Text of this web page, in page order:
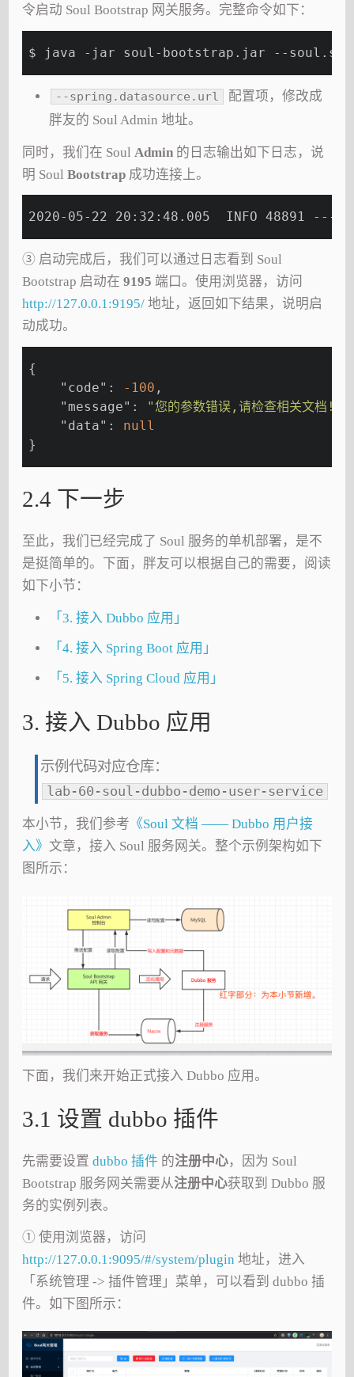
令启动 Soul Bootstrap 网关服务。完整命令如下：
$ java -jar soul-bootstrap.jar --
--spring.datasource.url
配置项，修改成
胖友的 Soul Admin 地址。
同时，我们在 Soul Admin 的日志输出如下日志，说
明 SoulBootstrap 成功连接上。
2020-05-22 20:32:48.005  INFO 48891
③ 启动完成后，我们可以通过日志看到 Soul
Bootstrap 启动在9195 端口。使用浏览器，访问
http://127.0.0.1:9195/ 地址，返回如下结果，说明启
动成功。
{
"code" : -100 ,
"message" : "您的参数错误,请检查相关文档!"
"data" : null
}
2.4 下一步
至此，我们已经完成了 Soul 服务的单机部署，是不
是挺简单的。下面，胖友可以根据自己的需要，阅读
如下小节：
「3. 接入 Dubbo 应用」
「4. 接入 Spring Boot 应用」
「5. 接入 Spring Cloud 应用」
3. 接入 Dubbo 应用
示例代码对应仓库：
lab-60-soul-dubbo-demo-user-service
本小节，我们参考 《Soul 文档 —— Dubbo 用户接
入》 文章，接入 Soul 服务网关。整个示例架构如下
图所示：
下面，我们来开始正式接入 Dubbo 应用。
3.1 设置 dubbo 插件
先需要设置dubbo 插件 的注册中心，因为 Soul
Bootstrap 服务网关需要从注册中心获取到 Dubbo 服
务的实例列表。
① 使用浏览器，访问
http://127.0.0.1:9095/#/system/plugin 地址，进入
「系统管理 -> 插件管理」菜单，可以看到 dubbo 插
件。如下图所示：